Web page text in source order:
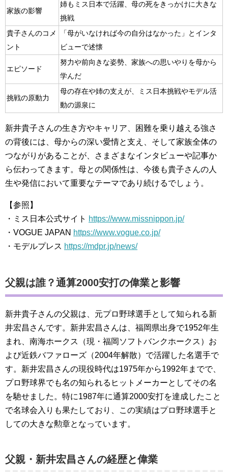
家族の影響
姉もミス日本で活躍、母の死をきっかけに大きな
挑戦
貴子さんのコメ
ント
「母がいなければ今の自分はなかった」とインタ
ビューで述懐
エピソード
努力や前向きな姿勢、家族への思いやりを母から
学んだ
挑戦の原動力
母の存在や姉の支えが、ミス日本挑戦やモデル活
動の源泉に
新井貴子さんの生き方やキャリア、困難を乗り越える強さ
の背後には、母からの深い愛情と支え、そして家族全体の
つながりがあることが、さまざまなインタビューや記事か
ら伝わってきます。母との関係性は、今後も貴子さんの人
生や発信において重要なテーマであり続けるでしょう。
【参照】
・ミス日本公式サイト https://www.missnippon.jp/
・VOGUE JAPAN https://www.vogue.co.jp/
・モデルプレス https://mdpr.jp/news/
父親は誰？通算2000安打の偉業と影響
新井貴子さんの父親は、元プロ野球選手として知られる新
井宏昌さんです。新井宏昌さんは、福岡県出身で1952年生
まれ、南海ホークス（現・福岡ソフトバンクホークス）お
よび近鉄バファローズ（2004年解散）で活躍した名選手で
す。新井宏昌さんの現役時代は1975年から1992年までで、
プロ野球界でも名の知られるヒットメーカーとしてその名
を馳せました。特に1987年に通算2000安打を達成したこと
で名球会入りも果たしており、この実績はプロ野球選手と
しての大きな勲章となっています。
父親・新井宏昌さんの経歴と偉業